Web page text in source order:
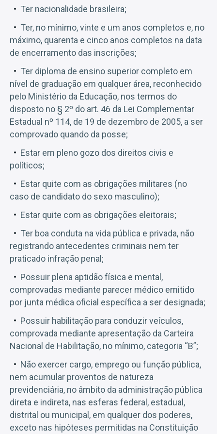
Ter nacionalidade brasileira;
Ter, no mínimo, vinte e um anos completos e, no
máximo, quarenta e cinco anos completos na data
de encerramento das inscrições;
Ter diploma de ensino superior completo em
nível de graduação em qualquer área, reconhecido
pelo Ministério da Educação, nos termos do
disposto no § 2º do art. 46 da Lei Complementar
Estadual nº 114, de 19 de dezembro de 2005, a ser
comprovado quando da posse;
Estar em pleno gozo dos direitos civis e
políticos;
Estar quite com as obrigações militares (no
caso de candidato do sexo masculino);
Estar quite com as obrigações eleitorais;
Ter boa conduta na vida pública e privada, não
registrando antecedentes criminais nem ter
praticado infração penal;
Possuir plena aptidão física e mental,
comprovadas mediante parecer médico emitido
por junta médica oficial específica a ser designada;
Possuir habilitação para conduzir veículos,
comprovada mediante apresentação da Carteira
Nacional de Habilitação, no mínimo, categoria “B”;
Não exercer cargo, emprego ou função pública,
nem acumular proventos de natureza
previdenciária, no âmbito da administração pública
direta e indireta, nas esferas federal, estadual,
distrital ou municipal, em qualquer dos poderes,
exceto nas hipóteses permitidas na Constituição